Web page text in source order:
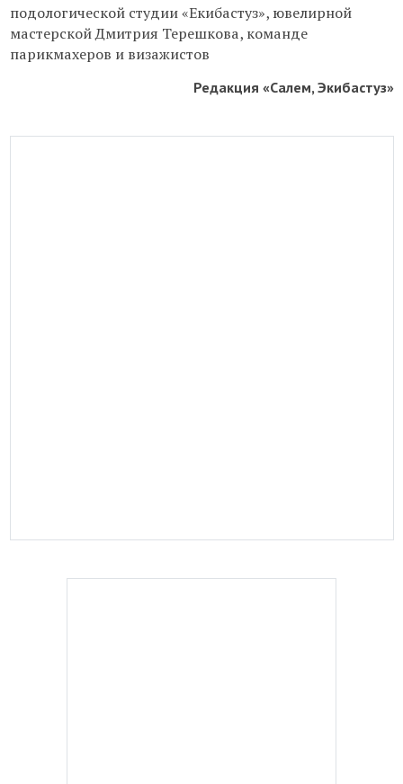
подологической студии «Екибастуз», ювелирной
мастерской Дмитрия Терешкова, команде
парикмахеров и визажистов
Редакция «Салем, Экибастуз»